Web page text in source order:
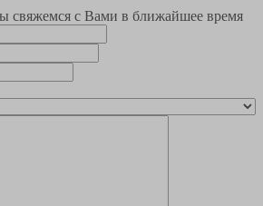
свяжемся с Вами в ближайшее время